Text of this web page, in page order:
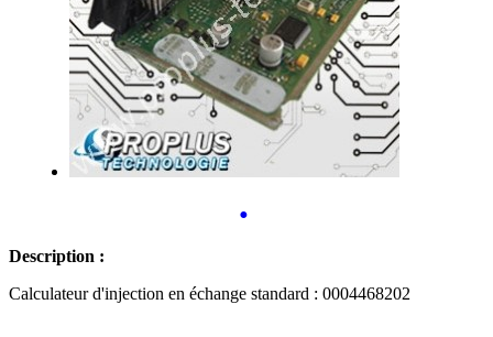
•
Description :
Calculateur d'injection en échange standard : 0004468202